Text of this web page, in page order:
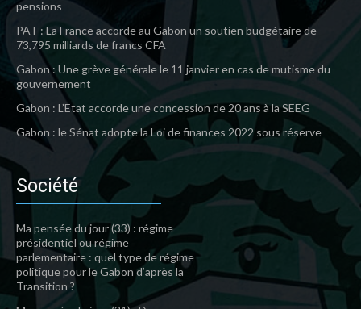
pensions
PAT : La France accorde au Gabon un soutien budgétaire de
73,795 milliards de francs CFA
Gabon : Une grève générale le 11 janvier en cas de mutisme du
gouvernement
Gabon : L’Etat accorde une concession de 20 ans à la SEEG
Gabon : le Sénat adopte la Loi de finances 2022 sous réserve
Société
Ma pensée du jour (33) : régime
présidentiel ou régime
parlementaire : quel type de régime
politique pour le Gabon d’après la
Transition ?